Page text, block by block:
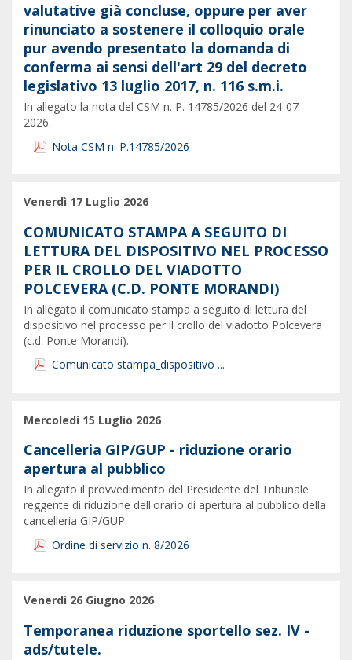
valutative già concluse, oppure per aver
rinunciato a sostenere il colloquio orale
pur avendo presentato la domanda di
conferma ai sensi dell'art 29 del decreto
legislativo 13 luglio 2017, n. 116 s.m.i.
In allegato la nota del CSM n. P. 14785/2026 del 24-07-
2026.
Nota CSM n. P.14785/2026
Venerdì 17 Luglio 2026
COMUNICATO STAMPA A SEGUITO DI
LETTURA DEL DISPOSITIVO NEL PROCESSO
PER IL CROLLO DEL VIADOTTO
POLCEVERA (C.D. PONTE MORANDI)
In allegato il comunicato stampa a seguito di lettura del
dispositivo nel processo per il crollo del viadotto Polcevera
(c.d. Ponte Morandi).
Comunicato stampa_dispositivo ...
Mercoledì 15 Luglio 2026
Cancelleria GIP/GUP - riduzione orario
apertura al pubblico
In allegato il provvedimento del Presidente del Tribunale
reggente di riduzione dell'orario di apertura al pubblico della
cancelleria GIP/GUP.
Ordine di servizio n. 8/2026
Venerdì 26 Giugno 2026
Temporanea riduzione sportello sez. IV -
ads/tutele.